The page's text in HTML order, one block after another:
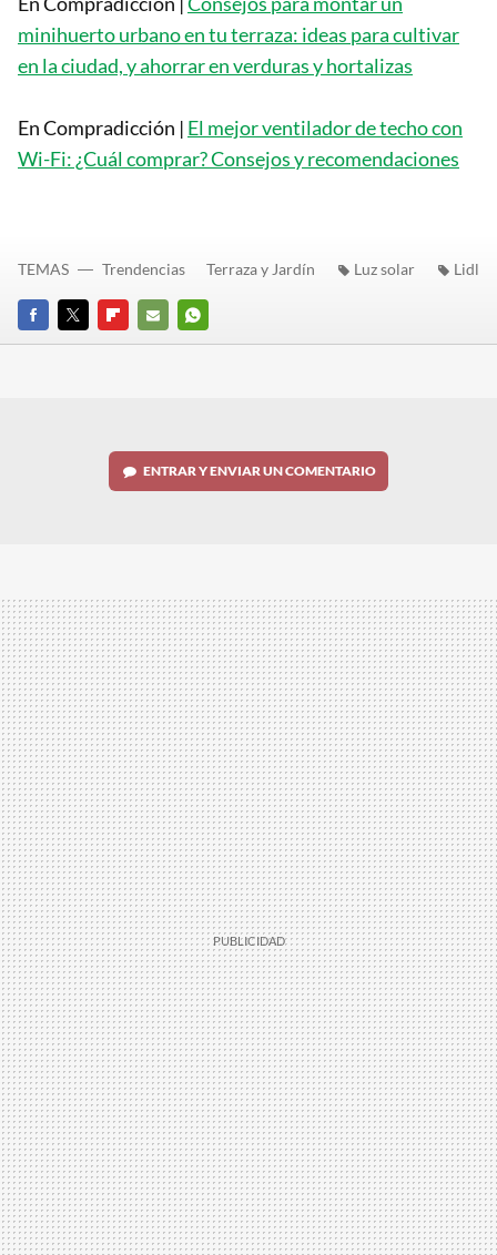
minihuerto urbano en tu terraza: ideas para cultivar
en la ciudad, y ahorrar en verduras y hortalizas
En Compradicción | El mejor ventilador de techo con
Wi-Fi: ¿Cuál comprar? Consejos y recomendaciones
FACEBOOK
TWITTERFLIPBOARD
E-
WHATSAPP
TEMAS Trendencias Terraza y Jardín Luz solar Lidl
ENTRAR Y ENVIAR UN COMENTARIO